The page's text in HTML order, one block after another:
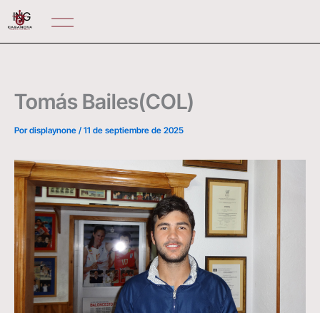
contenido
ING
Tomás Bailes(COL)
Pordisplaynone / 11 de septiembre de 2025